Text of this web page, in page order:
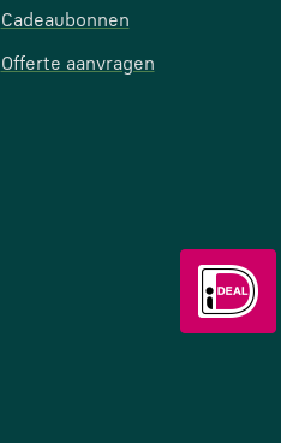
Cadeaubonnen
Offerte aanvragen